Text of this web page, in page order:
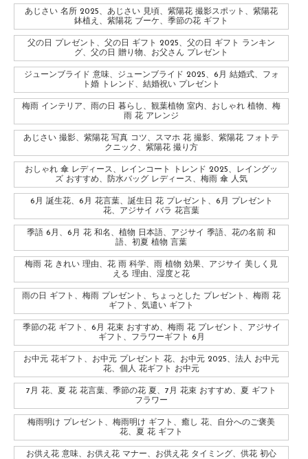
あじさい 名所 2025、あじさい 見頃、紫陽花 撮影スポット、紫陽花
鉢植え、紫陽花 ブーケ、季節の花 ギフト
父の日 プレゼント、父の日 ギフト 2025、父の日 ギフト ランキン
グ、父の日 贈り物、お父さん プレゼント
ジューンブライド 意味、ジューンブライド 2025、6月 結婚式、フォ
ト婚 トレンド、結婚祝い プレゼント
梅雨 インテリア、雨の日 暮らし、観葉植物 室内、おしゃれ 植物、梅
雨 花 アレンジ
あじさい 撮影、紫陽花 写真 コツ、スマホ 花 撮影、紫陽花 フォトテ
クニック、紫陽花 撮り方
おしゃれ 傘 レディース、レインコート トレンド 2025、レイングッ
ズ おすすめ、防水バッグ レディース、梅雨 傘 人気
6月 誕生花、6月 花言葉、誕生日 花 プレゼント、6月 プレゼント
花、アジサイ バラ 花言葉
季語 6月、6月 花 和名、植物 日本語、アジサイ 季語、花の名前 和
語、初夏 植物 言葉
梅雨 花 きれい 理由、花 雨 科学、雨 植物 効果、アジサイ 美しく見
える 理由、湿度と花
雨の日 ギフト、梅雨 プレゼント、ちょっとした プレゼント、梅雨 花
ギフト、気遣い ギフト
季節の花 ギフト、6月 花束 おすすめ、梅雨 花 プレゼント、アジサイ
ギフト、フラワーギフト 6月
お中元 花ギフト、お中元 プレゼント 花、お中元 2025、法人 お中元
花、個人 花ギフト お中元
7月 花、夏 花 花言葉、季節の花 夏、7月 花束 おすすめ、夏 ギフト
フラワー
梅雨明け プレゼント、梅雨明け ギフト、癒し 花、自分へのご褒美
花、夏 花 ギフト
お供え花 意味、お供え花 マナー、お供え花 タイミング、供花 初心